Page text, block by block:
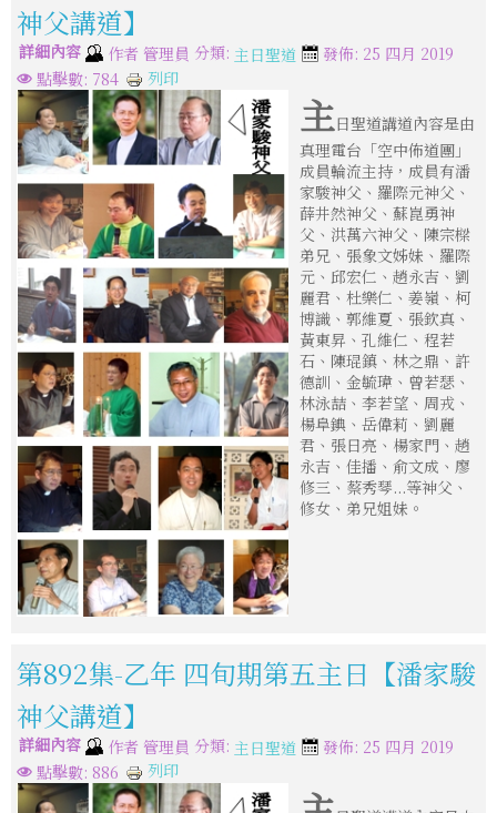
神父講道】
詳細內容 作者 管理員 分類: 主日聖道
發佈: 25 四月 2019
點擊數: 784
列印
主日聖道講道內容是由
真理電台「空中佈道團」
成員輪流主持，成員有潘
家駿神父、羅際元神父、
薛井然神父、蘇崑勇神
父、洪萬六神父、陳宗樑
弟兄、張象文姊妹、羅際
元、邱宏仁、趙永吉、劉
麗君、杜樂仁、姜嶺、柯
博識、郭維夏、張欽真、
黃東昇、孔維仁、程若
石、陳琨鎮、林之鼎、許
德訓、金毓瑋、曾若瑟、
林泳喆、李若望、周戎、
楊阜錪、岳偉莉、劉麗
君、張日亮、楊家門、趙
永吉、佳播、俞文成、廖
修三、蔡秀琴...等神父、
修女、弟兄姐妹。
第892集-乙年 四旬期第五主日【潘家駿
神父講道】
詳細內容 作者 管理員 分類: 主日聖道
發佈: 25 四月 2019
點擊數: 886
列印